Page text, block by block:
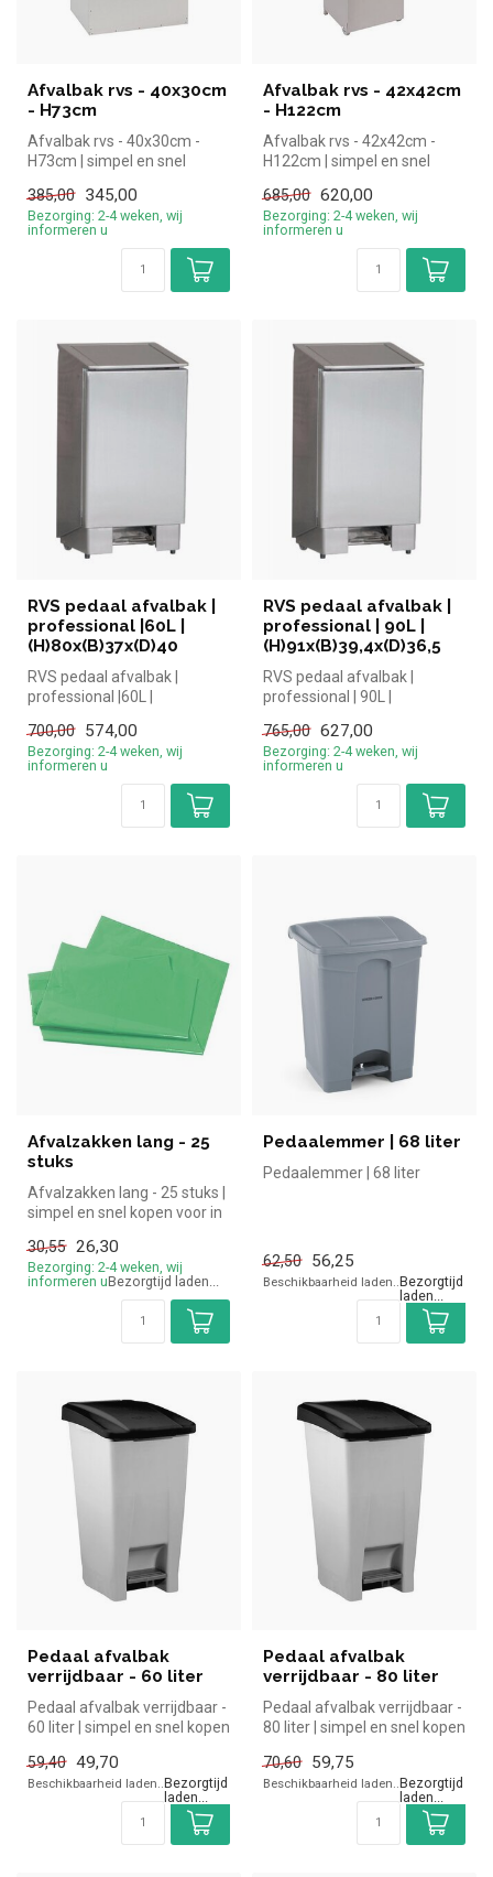
Afvalbak rvs - 40x30cm
- H73cm
Afvalbak rvs - 40x30cm -
H73cm | simpel en snel
Overzic...
385,00 345,00
Bezorging: 2-4 weken, wij
informeren u
Afvalbak rvs - 42x42cm
- H122cm
Afvalbak rvs - 42x42cm -
H122cm | simpel en snel
Overzi...
685,00 620,00
Bezorging: 2-4 weken, wij
informeren u
RVS pedaal afvalbak |
professional |60L |
(H)80x(B)37x(D)40
RVS pedaal afvalbak |
professional |60L |
en snel kop...
700,00 574,00
Bezorging: 2-4 weken, wij
informeren u
RVS pedaal afvalbak |
professional | 90L |
(H)91x(B)39,4x(D)36,5
RVS pedaal afvalbak |
professional | 90L |
simpel en sne...
765,00 627,00
Bezorging: 2-4 weken, wij
informeren u
Afvalzakken lang - 25
stuks
Afvalzakken lang - 25 stuks |
simpel en snel kopen voor in
30,55 26,30
Bezorging: 2-4 weken, wij
informeren u
Pedaalemmer | 68 liter
Pedaalemmer | 68 liter
Bezorging: 2-4 weken, wij
informeren u
Pedaal afvalbak
verrijdbaar - 60 liter
Pedaal afvalbak verrijdbaar -
60 liter | simpel en snel kopen
59,40 49,70
Beschikbaarheid laden..
Pedaal afvalbak
verrijdbaar - 80 liter
Pedaal afvalbak verrijdbaar -
80 liter | simpel en snel kopen
70,60
59,75
Beschikbaarheid laden..